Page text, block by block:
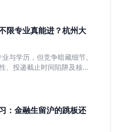
限专业真能进？杭州大
与学历，但竞争暗藏细节。
、投递截止时间陷阱及核心
断是否值得投入。
：金融生留沪的跳板还